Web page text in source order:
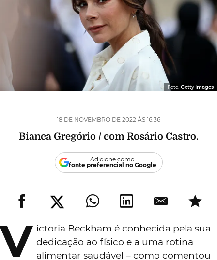
Foto: Getty Images
18 DE NOVEMBRO DE 2022 ÀS 16:36
Bianca Gregório / com Rosário Castro.
Adicione como
fonte preferencial no Google
V ictoria Beckham é conhecida pela sua
dedicação ao físico e a uma rotina
alimentar saudável – como comentou